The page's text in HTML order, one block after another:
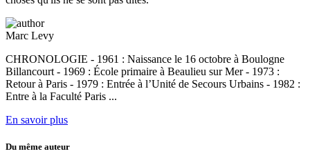
Marc Levy
CHRONOLOGIE - 1961 : Naissance le 16 octobre à Boulogne
Billancourt - 1969 : École primaire à Beaulieu sur Mer - 1973 :
Retour à Paris - 1979 : Entrée à l’Unité de Secours Urbains - 1982 :
Entre à la Faculté Paris ...
En savoir plus
Du même auteur